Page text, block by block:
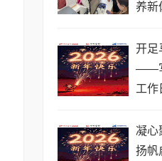
养新
开足
——
工作
凝心
扬